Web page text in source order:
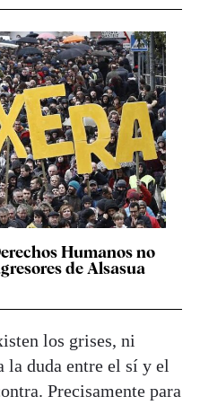
Humanos no
de Alsasua
los grises, ni
la duda entre el sí y el
Precisamente para